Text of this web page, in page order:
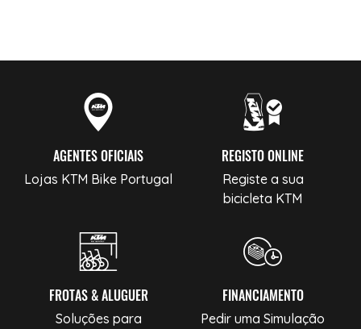
AGENTES OFICIAIS
Lojas KTM Bike Portugal
REGISTO ONLINE
Registe a sua
bicicleta KTM
FROTAS & ALUGUER
Soluções para
FINANCIAMENTO
Pedir uma Simulação